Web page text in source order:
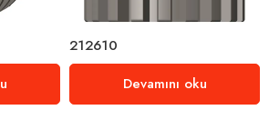
212610
Devamını oku